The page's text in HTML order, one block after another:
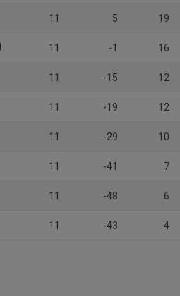
11 5 19
11 -1 16
11 -15 12
11 -19 12
11 -29 10
11 -41 7
11 -48 6
11 -43 4